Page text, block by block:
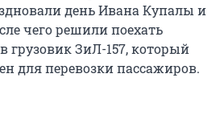
день Ивана Купалы и
чего решили поехать
грузовик ЗиЛ-157, который
для перевозки пассажиров.